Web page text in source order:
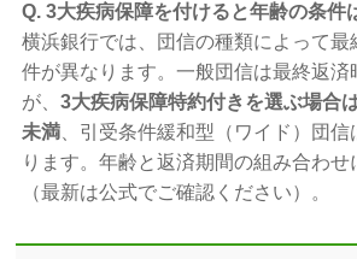
Q. 3大疾病保障を付けると年齢の条件
横浜銀行では、団信の種類によって最
件が異なります。一般団信は最終返済
が、3大疾病保障特約付きを選ぶ場合
未満 、引受条件緩和型（ワイド）団
ります。年齢と返済期間の組み合わせ
（最新は公式でご確認ください）。